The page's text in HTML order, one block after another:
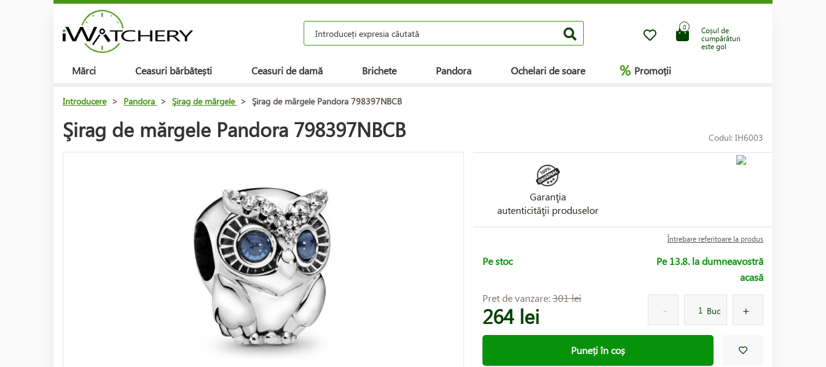
Coșul de
cumpărături
este gol
0
Mărci Ceasuri bărbătești Ceasuri de damă Brichete Pandora Ochelari de soare % Promoții
Introducere > Pandora > Şirag de mărgele > Şirag de mărgele Pandora 798397NBCB
Şirag de mărgele Pandora 798397NBCB Codul: IH6003
Garanţia
autenticităţii produselor
Întrebare referitoare la produs
Pe stoc
Pe 13.8. la dumneavostră
acasă
Pret de vanzare:301 lei
264 lei Buc
Puneți în coș